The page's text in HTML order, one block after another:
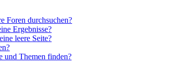
Foren durchsuchen?
Ergebnisse?
leere Seite?
und Themen finden?